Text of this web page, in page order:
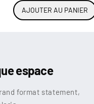
AJOUTER AU PANIER
espace
format statement,